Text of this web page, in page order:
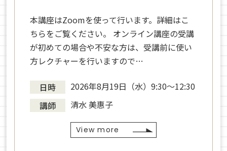
本講座はZoomを使って行います。詳細はこ
ちらをご覧ください。 オンライン講座の受講
が初めての場合や不安な方は、受講前に使い
方レクチャーを行いますので…
日時
2026年8月19日（水）9:30～12:30
講師
清水 美惠子
View more